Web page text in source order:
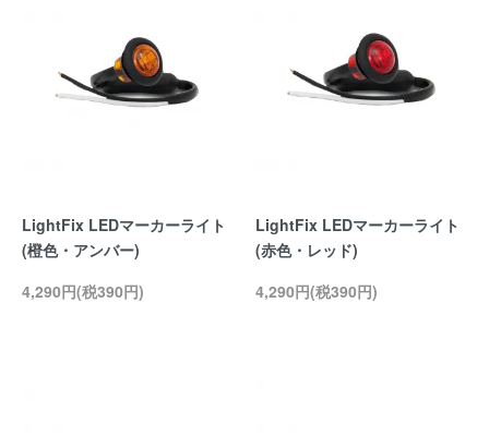
LightFix LEDマーカーライト
(橙色・アンバー)
4,290円(税390円)
LightFix LEDマーカーライト
(赤色・レッド)
4,290円(税390円)